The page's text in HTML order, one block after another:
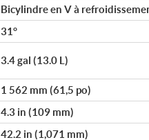
Bicylindre en V à
31°
3.4 gal (13.0 L)
1 562 mm (61,5 po)
4.3 in (109 mm)
42.2 in (1,071 mm)